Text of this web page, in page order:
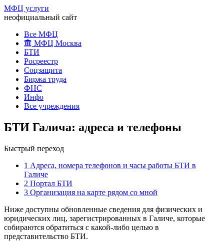
МФЦ услуги
неофициальный сайт
Все МФЦ
МФЦ Москва
БТИ
Росреестр
Соцзащита
Биржа труда
ФНС
Инфо
Все учреждения
БТИ Галича: адреса и телефоны
Быстрый переход
1 Адреса, номера телефонов и часы работы БТИ в
Галиче
2 Портал БТИ
3 Организация на карте рядом со мной
Ниже доступны обновленные сведения для физических и
юридических лиц, зарегистрированных в Галиче, которые
собираются обратиться с какой-либо целью в
представительство БТИ.